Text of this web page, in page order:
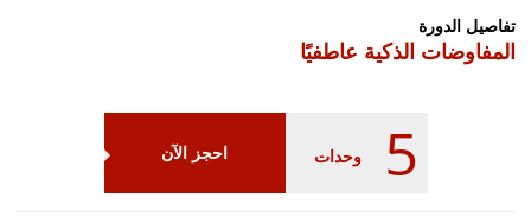
تفاصيل الدورة
المفاوضات الذكية عاطفيًا
5 وحدات احجز الآن